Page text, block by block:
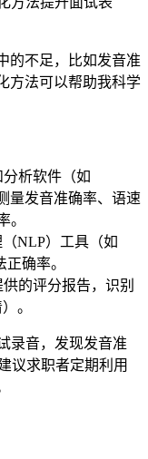
的不足，比如发音准
方法可以帮助我科学
析软件（如
量发音准确率、语速
。
NLP）工具（如
确率。
的评分报告，识别
。
录音，发现发音准
议求职者定期利用